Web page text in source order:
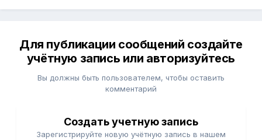
Для публикации сообщений создайте
учётную запись или авторизуйтесь
Вы должны быть пользователем, чтобы оставить
комментарий
Создать учетную запись
Зарегистрируйте новую учётную запись в нашем